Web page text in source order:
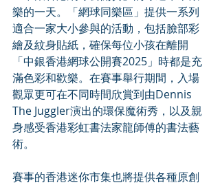
樂的一天。「網球同樂區」提供一系列
適合一家大小參與的活動，包括臉部彩
繪及紋身貼紙，確保每位小孩在離開
「中銀香港網球公開賽2025」時都是充
滿色彩和歡樂。在賽事舉行期間，入場
觀眾更可在不同時間欣賞到由Dennis
The Juggler演出的環保魔術秀，以及親
身感受香港彩虹書法家龍師傅的書法藝
術。
賽事的香港迷你市集也將提供各種原創